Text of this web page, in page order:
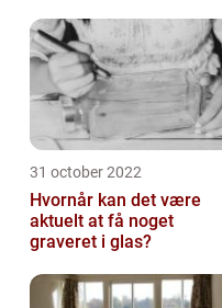
31 october 2022
Hvornår kan det være
aktuelt at få noget
graveret i glas?